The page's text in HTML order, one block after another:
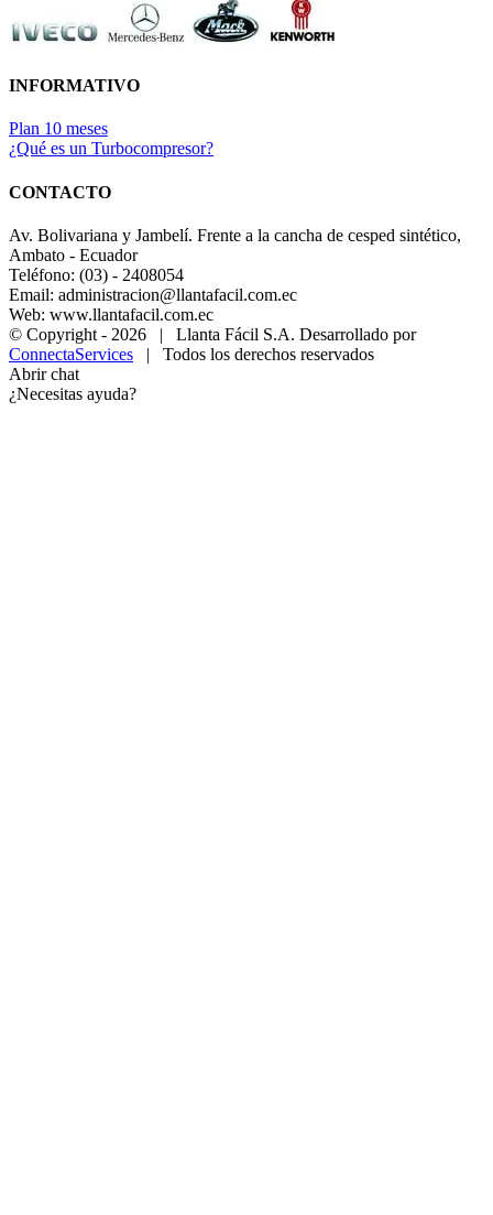
INFORMATIVO
Plan 10 meses
¿Qué es un Turbocompresor?
CONTACTO
Av. Bolivariana y Jambelí. Frente a la cancha de cesped sintético,
Ambato - Ecuador
Teléfono: (03) - 2408054
Email: administracion@llantafacil.com.ec
Web: www.llantafacil.com.ec
© Copyright - 2026 | Llanta Fácil S.A. Desarrollado por
ConnectaServices | Todos los derechos reservados
Abrir chat
¿Necesitas ayuda?